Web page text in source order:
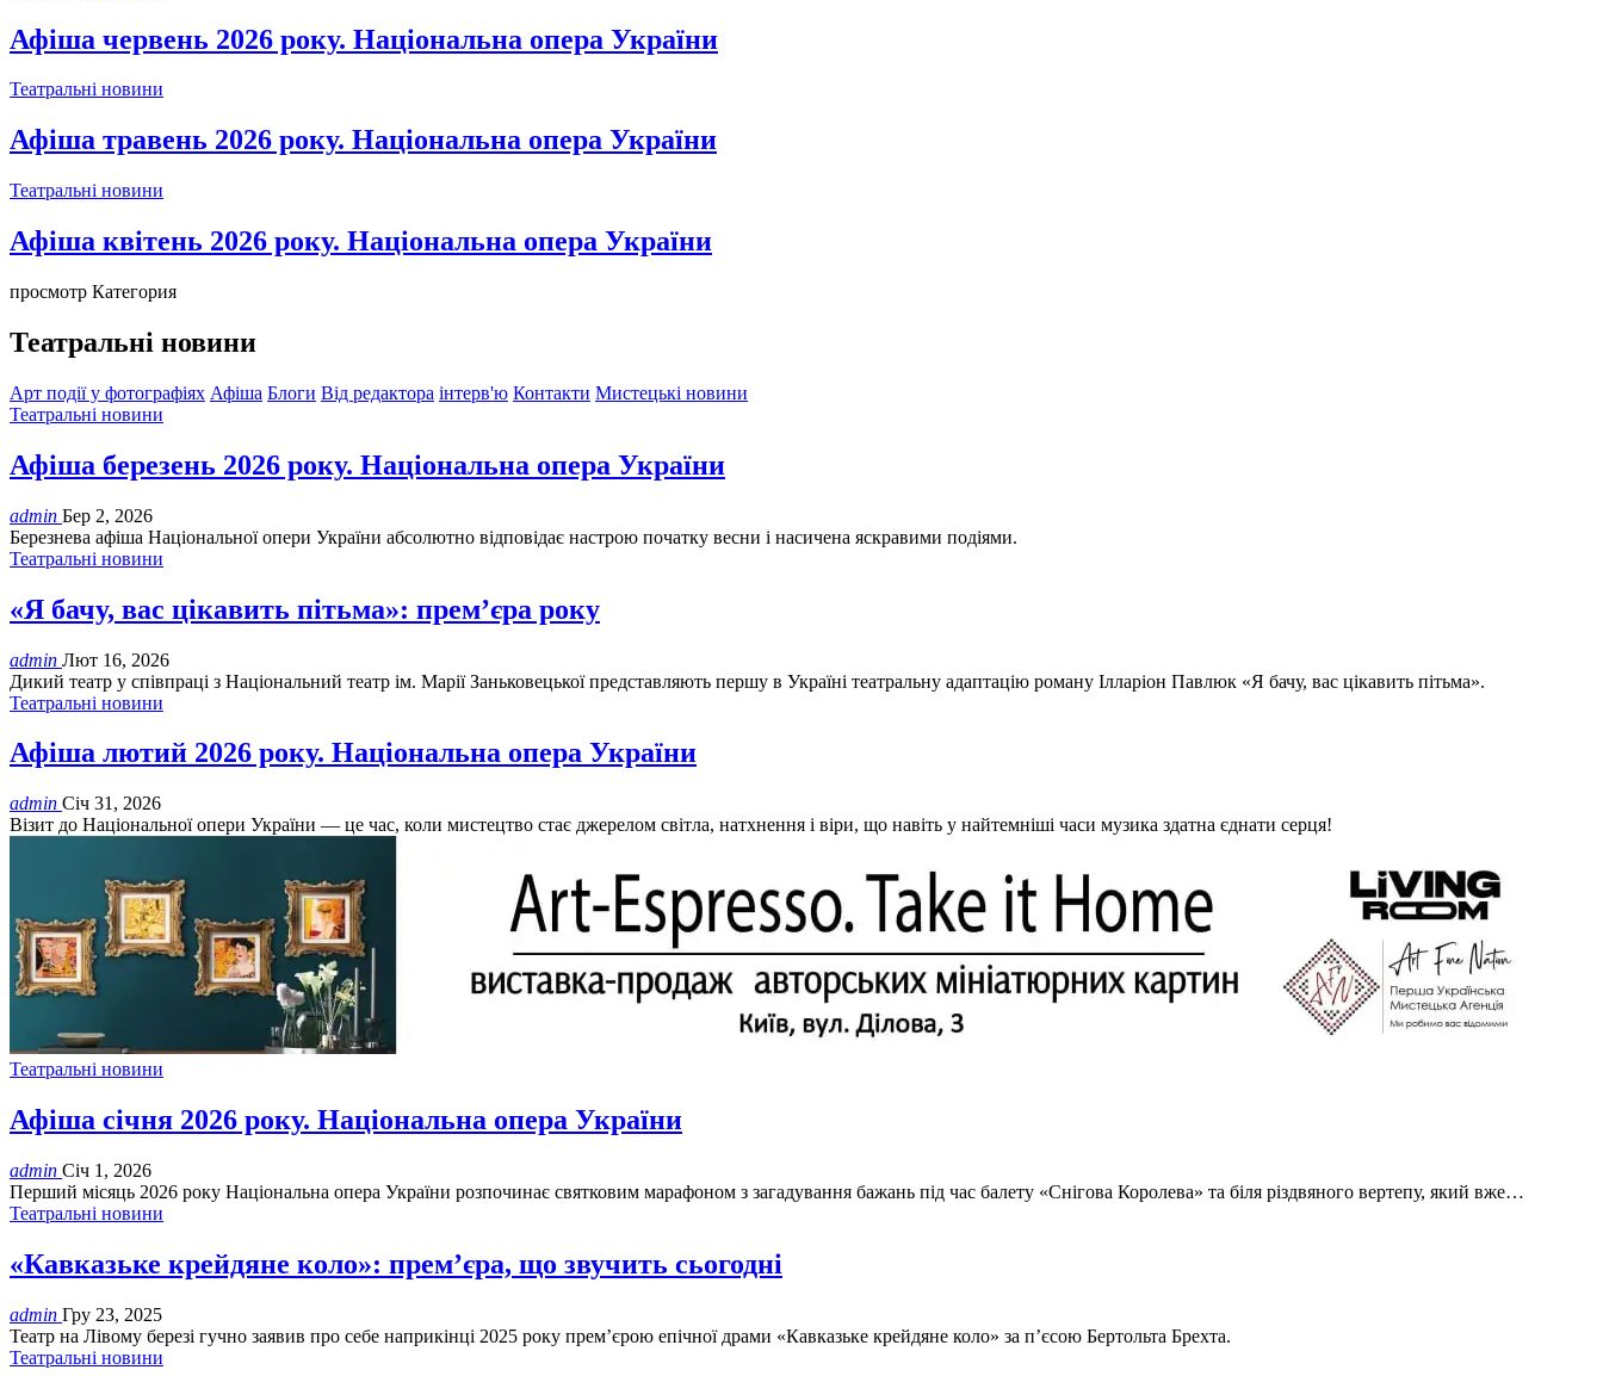
Афіша червень 2026 року. Національна опера України
Театральні новини
Афіша травень 2026 року. Національна опера України
Театральні новини
Афіша квітень 2026 року. Національна опера України
просмотр Категория
Театральні новини
Арт події у фотографіях Афіша Блоги Від редактора інтерв'ю Контакти Мистецькі новини
Театральні новини
Афіша березень 2026 року. Національна опера України
admin Бер 2, 2026
Березнева афіша Національної опери України абсолютно відповідає настрою початку весни і насичена яскравими подіями.
Театральні новини
«Я бачу, вас цікавить пітьма»: прем’єра року
admin Лют 16, 2026
Дикий театр у співпраці з Національний театр ім. Марії Заньковецької представляють першу в Україні театральну адаптацію роману Ілларіон Павлюк «Я бачу, вас цікавить пітьма».
Театральні новини
Афіша лютий 2026 року. Національна опера України
admin Січ 31, 2026
Візит до Національної опери України — це час, коли мистецтво стає джерелом світла, натхнення і віри, що навіть у найтемніші часи музика здатна єднати серця!
Театральні новини
Афіша січня 2026 року. Національна опера України
admin Січ 1, 2026
Перший місяць 2026 року Національна опера України розпочинає святковим марафоном з загадування бажань під час балету «Снігова Королева» та біля різдвяного вертепу, який вже…
Театральні новини
«Кавказьке крейдяне коло»: прем’єра, що звучить сьогодні
admin Гру 23, 2025
Театр на Лівому березі гучно заявив про себе наприкінці 2025 року прем’єрою епічної драми «Кавказьке крейдяне коло» за п’єсою Бертольта Брехта.
Театральні новини